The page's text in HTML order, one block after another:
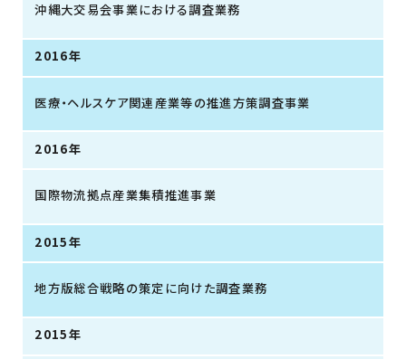
沖縄大交易会事業における調査業務
2016年
医療・ヘルスケア関連産業等の推進方策調査事業
2016年
国際物流拠点産業集積推進事業
2015年
地方版総合戦略の策定に向けた調査業務
2015年